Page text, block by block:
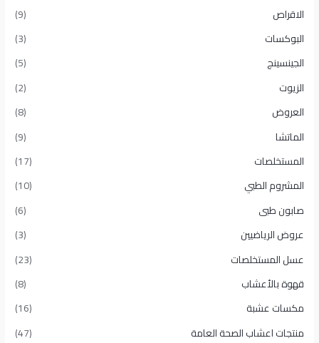
الاقراص
(9)
البوكسات
(3)
الجينسينج
(5)
الزيوت
(2)
العروض
(8)
الماتشا
(9)
المستخلصات
(17)
المشروم الطبي
(10)
صابون طبى
(6)
عروض الرياضيين
(3)
عسل المستخلصات
(23)
قهوة بالأعشاب
(8)
مكسات عشبة
(16)
منتجات اعشاب الصحة العامة
(47)